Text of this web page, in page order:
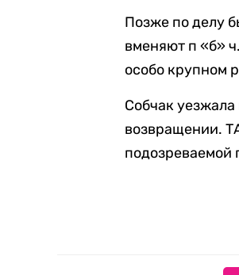
Позже по делу
вменяют п «б»
особо крупном
Собчак
возвращении.
подозреваемой